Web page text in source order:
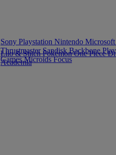
Sony Playstation Nintendo
Thrustmaster SandiskBackbone
GamesMicroidsFocus
Lilo & StitchPokémonOne Piece
Academia